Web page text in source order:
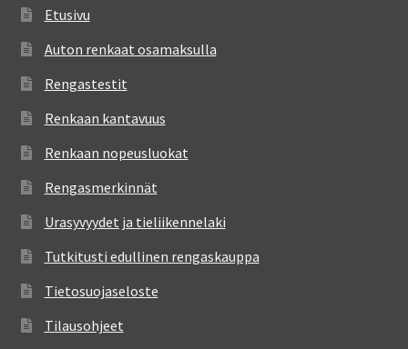
Etusivu
Auton renkaat osamaksulla
Rengastestit
Renkaan kantavuus
Renkaan nopeusluokat
Rengasmerkinnät
Urasyvyydet ja tieliikennelaki
Tutkitusti edullinen rengaskauppa
Tietosuojaseloste
Tilausohjeet